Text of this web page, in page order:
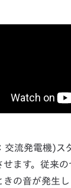
流発電機)ス
せます。従来
の音が発生し